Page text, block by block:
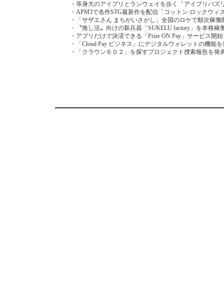
・等身大のアイプリとランウェイを歩く「アイプリバズ
・APM3で名作STG最新作を配信「コットン ロックウィ
・「サザエさん まちがいさがし」全国のロケで順次稼働
・〝推し活〟向けの新兵器「SUKELU factory」を本格稼
・アプリだけで決済できる「Prize ON Pay」サービス開始
・「Cloud Pay ビジネス」にデジタルウォレットの機能
・「クラウン６０２」を探すプロジェクト捜索報告を発